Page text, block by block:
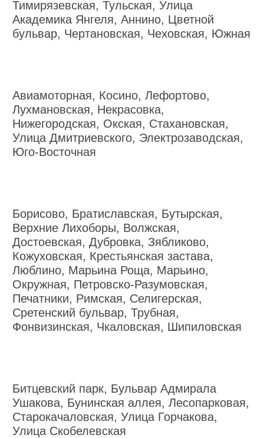
Тимирязевская, Тульская, Улица
Академика Янгеля, Аннино, Цветной
бульвар, Чертановская, Чеховская, Южная
Авиамоторная, Косино, Лефортово,
Лухмановская, Некрасовка,
Нижегородская, Окская, Стахановская,
Улица Дмитриевского, Электрозаводская,
Юго-Восточная
Борисово, Братиславская, Бутырская,
Верхние Лихоборы, Волжская,
Достоевская, Дубровка, Зябликово,
Кожуховская, Крестьянская застава,
Люблино, Марьина Роща, Марьино,
Окружная, Петровско-Разумовская,
Печатники, Римская, Селигерская,
Сретенский бульвар, Трубная,
Фонвизинская, Чкаловская, Шипиловская
Битцевский парк, Бульвар Адмирала
Ушакова, Бунинская аллея, Лесопарковая,
Старокачаловская, Улица Горчакова,
Улица Скобелевская